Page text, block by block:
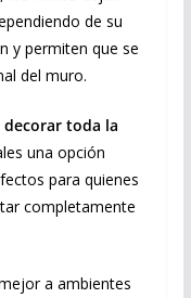
de su
y permiten que se
del muro.
decorar toda la
una opción
para quienes
completamente
a ambientes